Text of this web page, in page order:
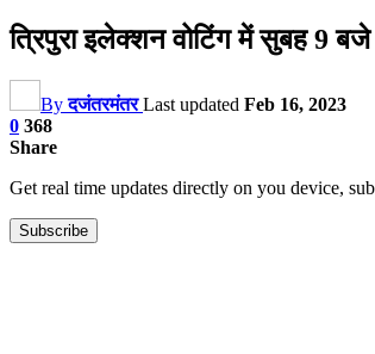
त्रिपुरा इलेक्शन वोटिंग में सुबह 9
Byदजंतरमंतर Last updated Feb 16, 2023
0 368
Share
Get real time updates directly on you device,
Subscribe